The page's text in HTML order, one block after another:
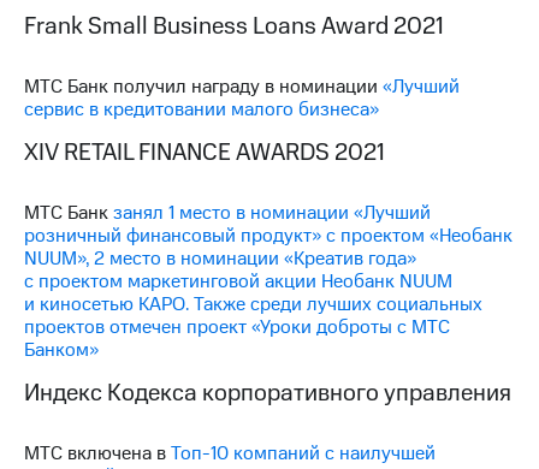
Frank Small Business Loans Award 2021
МТС Банк получил награду в номинации «Лучший
сервис в кредитовании малого бизнеса»
XIV RETAIL FINANCE AWARDS 2021
МТС Банкзанял 1 место в номинации «Лучший
розничный финансовый продукт» с проектом «Необанк
NUUM», 2 место в номинации «Креатив года»
с проектом маркетинговой акции Необанк NUUM
и киносетью КАРО. Также среди лучших социальных
проектов отмечен проект «Уроки доброты с МТС
Банком»
Индекс Кодекса корпоративного управления
МТС включена вТоп-10 компаний с наилучшей